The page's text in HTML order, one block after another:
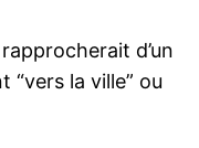
d’un
“vers la ville” ou